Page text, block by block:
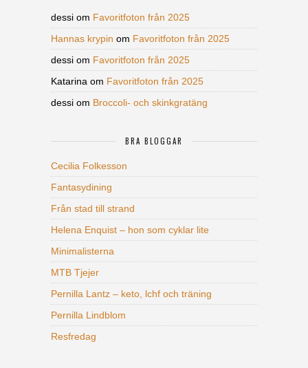
dessi om Favoritfoton från 2025
Hannas krypin om Favoritfoton från 2025
dessi om Favoritfoton från 2025
Katarina om Favoritfoton från 2025
dessi om Broccoli- och skinkgratäng
BRA BLOGGAR
Cecilia Folkesson
Fantasydining
Från stad till strand
Helena Enquist – hon som cyklar lite
Minimalisterna
MTB Tjejer
Pernilla Lantz – keto, lchf och träning
Pernilla Lindblom
Resfredag